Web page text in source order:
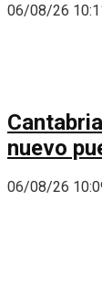
06/08/26
nuevo
06/08/26